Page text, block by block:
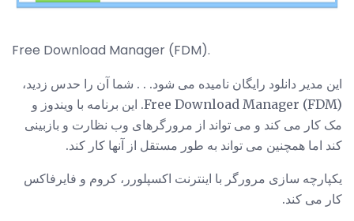
Free Download Manager (FDM).
این مدیر دانلود رایگان نامیده می شود. . . شما آن را حدس زدید،
Free Download Manager (FDM). این برنامه با ویندوز و
مک کار می کند و می تواند از مرورگرهای وب نظارت و بازبینی
کند اما همچنین می تواند به طور مستقل از آنها کار کند.
یکپارچه سازی مرورگر با اینترنت اکسپلورر، کروم و فایرفاکس
کار می کند.